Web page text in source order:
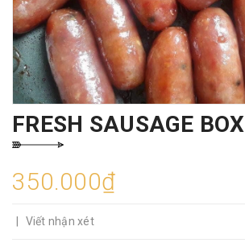
FRESH SAUSAGE BOX
350.000₫
Viết nhận xét